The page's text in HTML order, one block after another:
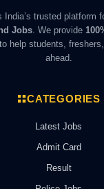
India’s trusted platform
Jobs . We provide
help students,
ahead.
CATEGORIES
Latest Jobs
Admit Card
Result